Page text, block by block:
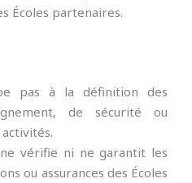
Écoles partenaires.
pas à la définition des
de sécurité ou
vérifie ni ne garantit les
ou assurances des Écoles